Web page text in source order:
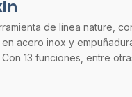
de línea nature,
acero inox y
13 funciones, entre